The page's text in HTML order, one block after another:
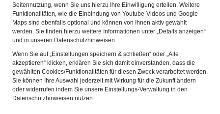
Seitennutzung, wenn Sie uns hierzu Ihre Einwilligung erteilen. Weitere
Funktionalitäten, wie die Einbindung von Youtube-Videos und Google
Maps sind ebenfalls optional und können von Ihnen aktiv gewählt
werden. Sie finden hierzu weitere Informationen unter „Details anzeigen“
und in unseren Datenschutzhinweisen.
Wenn Sie auf „Einstellungen speichern & schließen“ oder „Alle
akzeptieren“ klicken, erklären Sie sich damit einverstanden, dass die
gewählten Cookies/Funktionalitäten für diesen Zweck verarbeitet werden.
Sie können Ihre Auswahl jederzeit mit Wirkung für die Zukunft ändern
oder widerrufen indem Sie unsere Einstellungs-Verwaltung in den
Datenschutzhinweisen nutzen.